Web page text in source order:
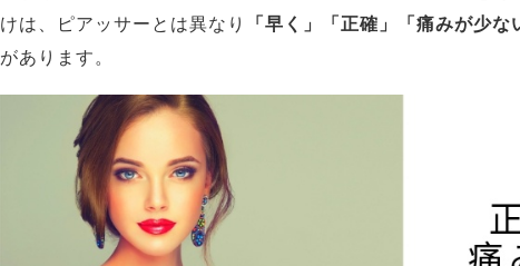
けは、ピアッサーとは異なり
「早く」「正確」「痛みが少
があります。